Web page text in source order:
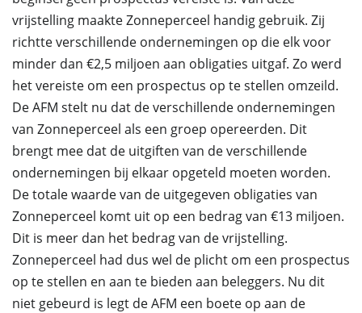
vrijstelling maakte Zonneperceel handig gebruik. Zij
richtte verschillende ondernemingen op die elk voor
minder dan €2,5 miljoen aan obligaties uitgaf. Zo werd
het vereiste om een prospectus op te stellen omzeild.
De AFM stelt nu dat de verschillende ondernemingen
van Zonneperceel als een groep opereerden. Dit
brengt mee dat de uitgiften van de verschillende
ondernemingen bij elkaar opgeteld moeten worden.
De totale waarde van de uitgegeven obligaties van
Zonneperceel komt uit op een bedrag van €13 miljoen.
Dit is meer dan het bedrag van de vrijstelling.
Zonneperceel had dus wel de plicht om een prospectus
op te stellen en aan te bieden aan beleggers. Nu dit
niet gebeurd is legt de AFM een boete op aan de